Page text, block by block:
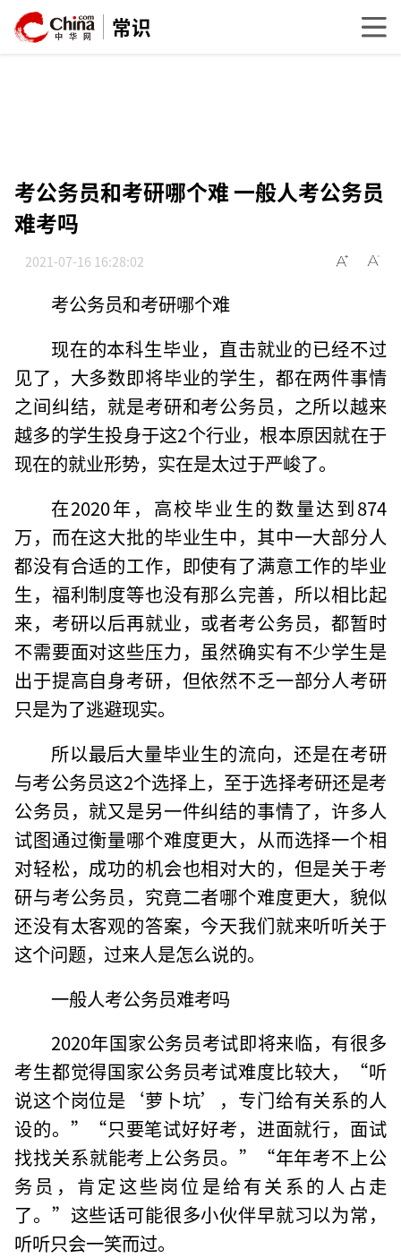
常识
考公务员和考研哪个难 一般人考公务员
难考吗
2021-07-16 16:28:02
考公务员和考研哪个难
现在的本科生毕业，直击就业的已经不过
见了，大多数即将毕业的学生，都在两件事情
之间纠结，就是考研和考公务员，之所以越来
越多的学生投身于这2个行业，根本原因就在于
现在的就业形势，实在是太过于严峻了。
在2020年，高校毕业生的数量达到874
万，而在这大批的毕业生中，其中一大部分人
都没有合适的工作，即使有了满意工作的毕业
生，福利制度等也没有那么完善，所以相比起
来，考研以后再就业，或者考公务员，都暂时
不需要面对这些压力，虽然确实有不少学生是
出于提高自身考研，但依然不乏一部分人考研
只是为了逃避现实。
所以最后大量毕业生的流向，还是在考研
与考公务员这2个选择上，至于选择考研还是考
公务员，就又是另一件纠结的事情了，许多人
试图通过衡量哪个难度更大，从而选择一个相
对轻松，成功的机会也相对大的，但是关于考
研与考公务员，究竟二者哪个难度更大，貌似
还没有太客观的答案，今天我们就来听听关于
这个问题，过来人是怎么说的。
一般人考公务员难考吗
2020年国家公务员考试即将来临，有很多
考生都觉得国家公务员考试难度比较大，“听
说这个岗位是‘萝卜坑’，专门给有关系的人
设的。”“只要笔试好好考，进面就行，面试
找找关系就能考上公务员。”“年年考不上公
务员，肯定这些岗位是给有关系的人占走
了。”这些话可能很多小伙伴早就习以为常，
听听只会一笑而过。